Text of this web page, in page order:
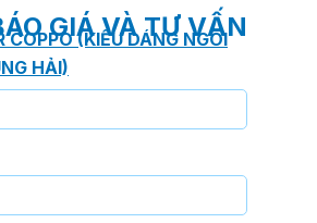
COPPO (KIỂU DÁNG NGÓI
HẢI)
GIÁ VÀ TƯ VẤN